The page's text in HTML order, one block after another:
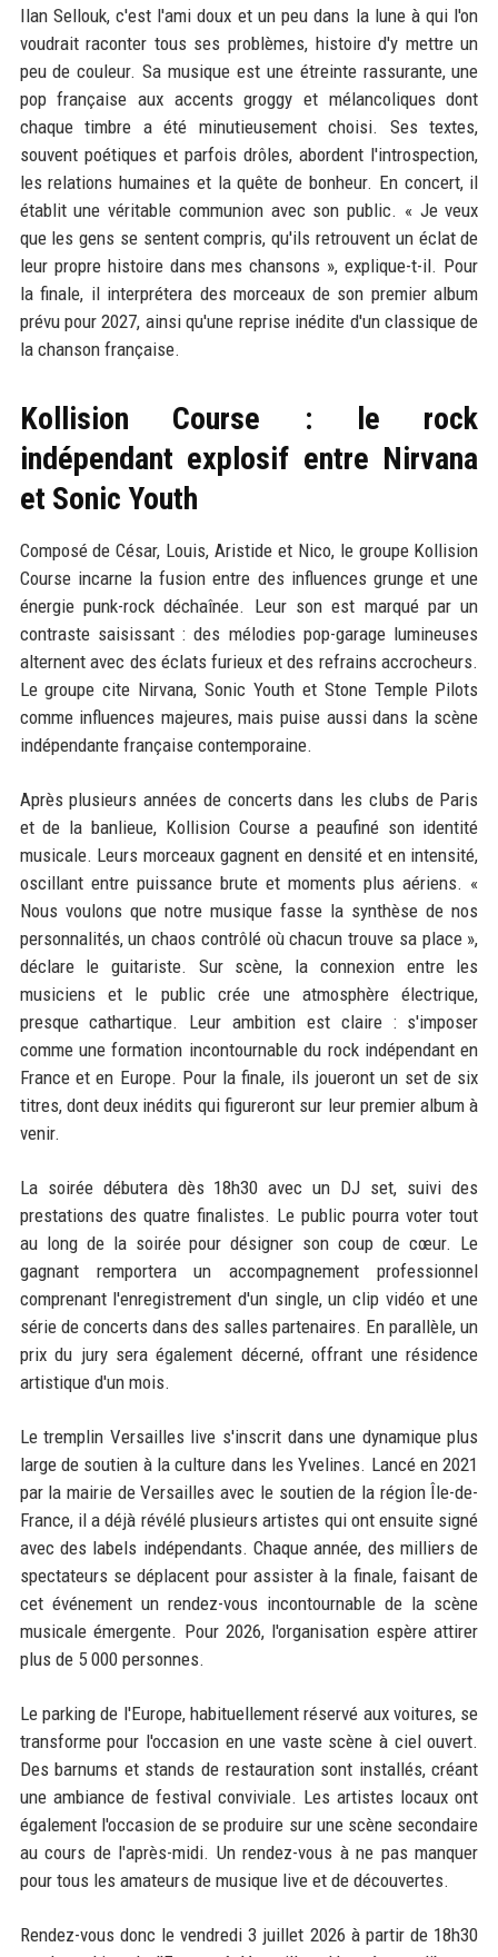
Ilan Sellouk, c'est l'ami doux et un peu dans la lune à qui l'on
voudrait raconter tous ses problèmes, histoire d'y mettre un
peu de couleur. Sa musique est une étreinte rassurante, une
pop française aux accents groggy et mélancoliques dont
chaque timbre a été minutieusement choisi. Ses textes,
souvent poétiques et parfois drôles, abordent l'introspection,
les relations humaines et la quête de bonheur. En concert, il
établit une véritable communion avec son public. « Je veux
que les gens se sentent compris, qu'ils retrouvent un éclat de
leur propre histoire dans mes chansons », explique-t-il. Pour
la finale, il interprétera des morceaux de son premier album
prévu pour 2027, ainsi qu'une reprise inédite d'un classique de
la chanson française.
Kollision Course : le rock
indépendant explosif entre Nirvana
et Sonic Youth
Composé de César, Louis, Aristide et Nico, le groupe Kollision
Course incarne la fusion entre des influences grunge et une
énergie punk-rock déchaînée. Leur son est marqué par un
contraste saisissant : des mélodies pop-garage lumineuses
alternent avec des éclats furieux et des refrains accrocheurs.
Le groupe cite Nirvana, Sonic Youth et Stone Temple Pilots
comme influences majeures, mais puise aussi dans la scène
indépendante française contemporaine.
Après plusieurs années de concerts dans les clubs de Paris
et de la banlieue, Kollision Course a peaufiné son identité
musicale. Leurs morceaux gagnent en densité et en intensité,
oscillant entre puissance brute et moments plus aériens. «
Nous voulons que notre musique fasse la synthèse de nos
personnalités, un chaos contrôlé où chacun trouve sa place »,
déclare le guitariste. Sur scène, la connexion entre les
musiciens et le public crée une atmosphère électrique,
presque cathartique. Leur ambition est claire : s'imposer
comme une formation incontournable du rock indépendant en
France et en Europe. Pour la finale, ils joueront un set de six
titres, dont deux inédits qui figureront sur leur premier album à
venir.
La soirée débutera dès 18h30 avec un DJ set, suivi des
prestations des quatre finalistes. Le public pourra voter tout
au long de la soirée pour désigner son coup de cœur. Le
gagnant remportera un accompagnement professionnel
comprenant l'enregistrement d'un single, un clip vidéo et une
série de concerts dans des salles partenaires. En parallèle, un
prix du jury sera également décerné, offrant une résidence
artistique d'un mois.
Le tremplin Versailles live s'inscrit dans une dynamique plus
large de soutien à la culture dans les Yvelines. Lancé en 2021
par la mairie de Versailles avec le soutien de la région Île-de-
France, il a déjà révélé plusieurs artistes qui ont ensuite signé
avec des labels indépendants. Chaque année, des milliers de
spectateurs se déplacent pour assister à la finale, faisant de
cet événement un rendez-vous incontournable de la scène
musicale émergente. Pour 2026, l'organisation espère attirer
plus de 5 000 personnes.
Le parking de l'Europe, habituellement réservé aux voitures, se
transforme pour l'occasion en une vaste scène à ciel ouvert.
Des barnums et stands de restauration sont installés, créant
une ambiance de festival conviviale. Les artistes locaux ont
également l'occasion de se produire sur une scène secondaire
au cours de l'après-midi. Un rendez-vous à ne pas manquer
pour tous les amateurs de musique live et de découvertes.
Rendez-vous donc le vendredi 3 juillet 2026 à partir de 18h30